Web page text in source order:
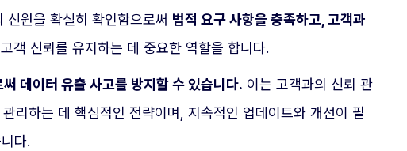
원을 확실히 확인함으로써 법적 요구 사항을 충족하고, 고객과
객 신뢰를 유지하는 데 중요한 역할을 합니다.
데이터 유출 사고를 방지할 수 있습니다. 이는 고객과의 신뢰 관
리하는 데 핵심적인 전략이며, 지속적인 업데이트와 개선이 필
다.